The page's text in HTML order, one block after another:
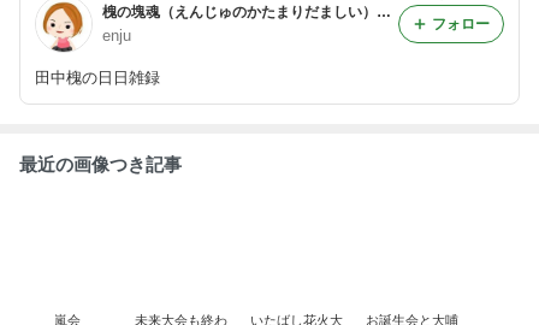
槐の塊魂（えんじゅのかたまりだましい） Ver.2
enju
田中槐の日日雑録
フォロー
最近の画像つき記事
嵐会
未来大会も終わ
いたばし花火大
お誕生会と大哺